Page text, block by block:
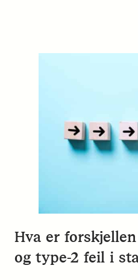
Hva er
og type-2 feil i